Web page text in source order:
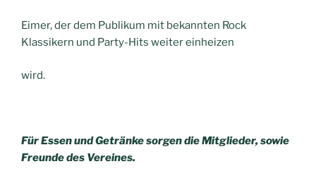
Eimer, der dem Publikum mit bekannten Rock
Klassikern und Party-Hits weiter einheizen
wird.
Für Essen und Getränke sorgen die Mitglieder, sowie
Freunde des Vereines.